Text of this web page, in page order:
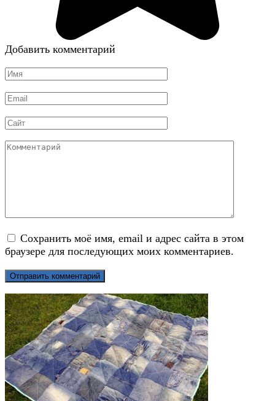
Добавить комментарий
Имя
Email
Сайт
Комментарий
Сохранить моё имя, email и адрес сайта в этом
браузере для последующих моих комментариев.